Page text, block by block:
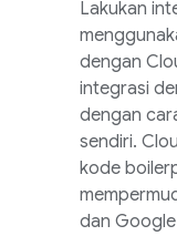
Lakukan
dengan
integrasi
dengan
sendiri.
kode
dan